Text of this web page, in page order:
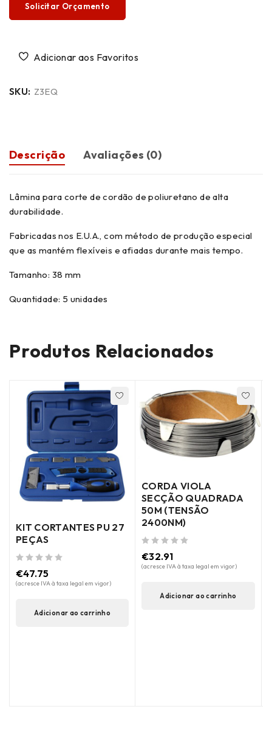
Solicitar Orçamento
SKU: Z3EQ
Descrição Avaliações (0)
Lâmina para corte de cordão de poliuretano de alta
durabilidade.
Fabricadas nos E.U.A., com método de produção especial
que as mantém flexíveis e afiadas durante mais tempo.
Tamanho: 38 mm
Quantidade: 5 unidades
Produtos Relacionados
KIT CORTANTES PU 27
PEÇAS
€47.75
(acresce IVA à taxa legal em vigor)
Adicionar ao carrinho
CORDA VIOLA
SECÇÃO QUADRADA
50M (TENSÃO
2400NM)
€32.91
(acresce IVA à taxa legal em vigor)
Adicionar ao carrinho